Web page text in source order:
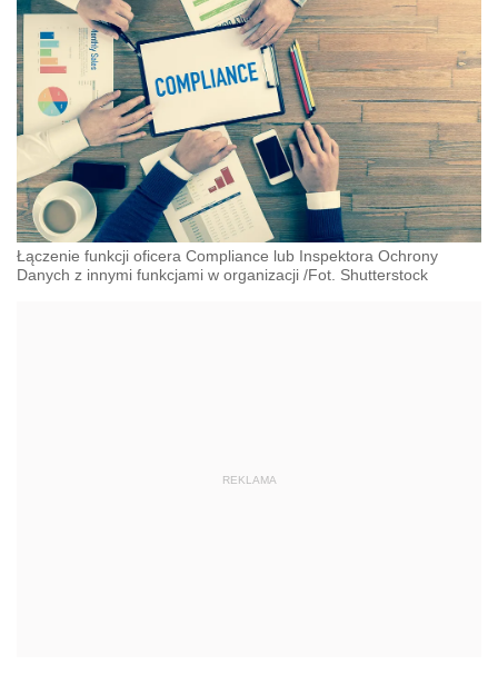
Łączenie funkcji oficera Compliance lub Inspektora Ochrony
Danych z innymi funkcjami w organizacji /Fot. Shutterstock